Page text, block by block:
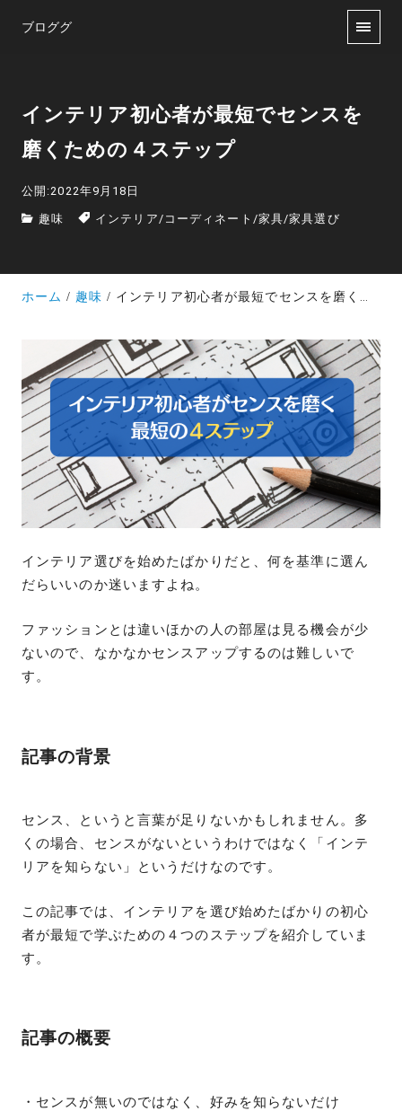
ブロググ
インテリア初心者が最短でセンスを
磨くための４ステップ
公開:2022年9月18日
趣味 インテリア / コーディネート /家具/家具選び
ホーム 趣味 インテリア初心者が最短でセンスを磨くための４ステップ
インテリア選びを始めたばかりだと、何を基準に選ん
だらいいのか迷いますよね。
ファッションとは違いほかの人の部屋は見る機会が少
ないので、なかなかセンスアップするのは難しいで
す。
記事の背景
センス、というと言葉が足りないかもしれません。多
くの場合、センスがないというわけではなく「インテ
リアを知らない」というだけなのです。
この記事では、インテリアを選び始めたばかりの初心
者が最短で学ぶための４つのステップを紹介していま
す。
記事の概要
・センスが無いのではなく、好みを知らないだけ